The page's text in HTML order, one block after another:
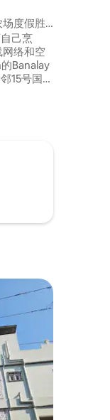
度假胜
己烹
络和空
Banalay
15号国